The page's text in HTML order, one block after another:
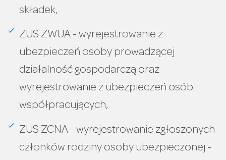
składek,
ZUS ZWUA - wyrejestrowanie z
ubezpieczeń osoby prowadzącej
działalność gospodarczą oraz
wyrejestrowanie z ubezpieczeń osób
współpracujących,
ZUS ZCNA - wyrejestrowanie zgłoszonych
członków rodziny osoby ubezpieczonej -